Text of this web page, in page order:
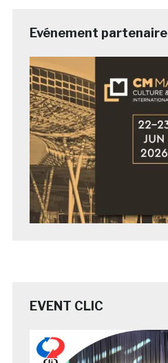
Evénement partenaire
EVENT CLIC